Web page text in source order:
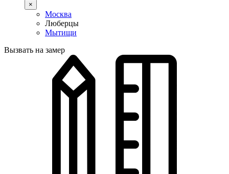
×
Москва
Люберцы
Мытищи
Вызвать на замер